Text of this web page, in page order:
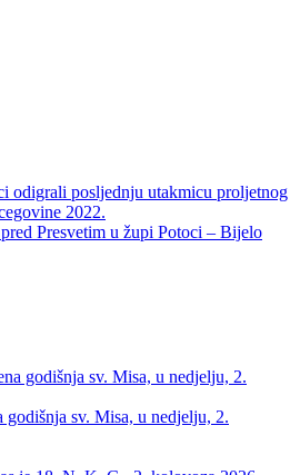
odigrali posljednju utakmicu proljetnog
2022.
Presvetim u župi Potoci – Bijelo
sv. Misa, u nedjelju, 2.